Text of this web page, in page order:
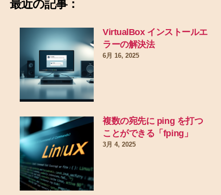
最近の記事：
VirtualBox インストールエ
ラーの解決法
6月 16, 2025
複数の宛先に ping を打つ
ことができる「fping」
3月 4, 2025